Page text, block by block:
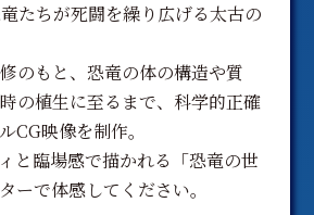
たちが死闘を繰り広げる太古の
のもと、恐竜の体の構造や質
の植生に至るまで、科学的正確
CG映像を制作。
と臨場感で描かれる「恐竜の世
ーで体感してください。